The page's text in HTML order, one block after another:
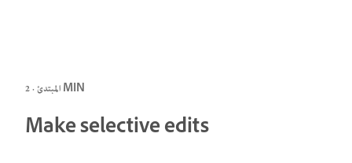
المبتدئ · 2 MIN
Make selective edits